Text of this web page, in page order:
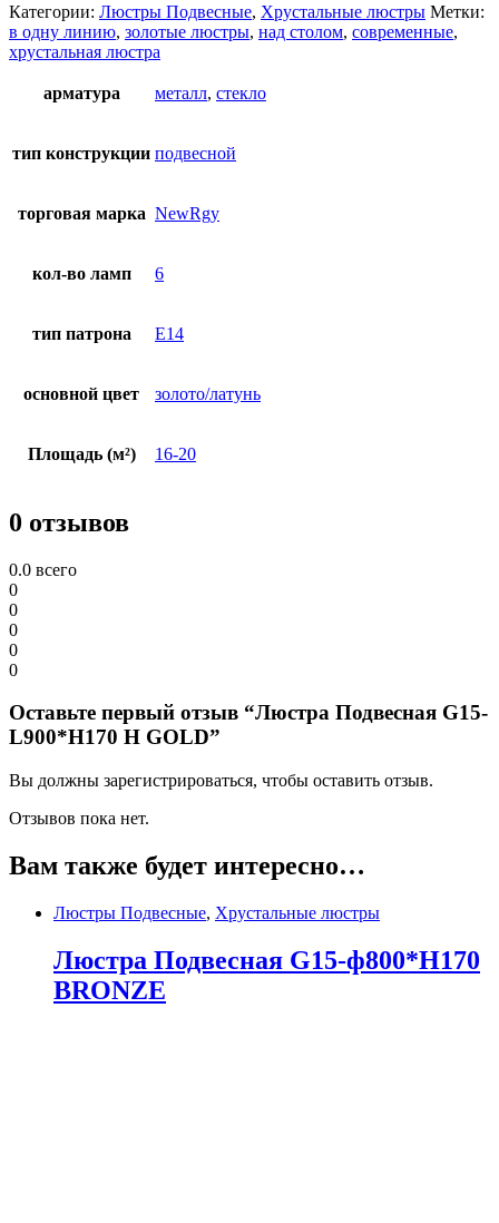
Категории: Люстры Подвесные, Хрустальные люстры Метки:
в одну линию, золотые люстры, над столом, современные,
хрустальная люстра
арматура металл, стекло
тип конструкции подвесной
торговая марка NewRgy
кол-во ламп 6
тип патрона E14
основной цвет золото/латунь
Площадь (м²) 16-20
0 отзывов
0.0 всего
0
0
0
0
0
Оставьте первый отзыв “Люстра Подвесная G15-
L900*H170 H GOLD”
Вы должны зарегистрироваться, чтобы оставить отзыв.
Отзывов пока нет.
Вам также будет интересно…
Люстры Подвесные, Хрустальные люстры
Люстра Подвесная G15-ф800*H170
BRONZE